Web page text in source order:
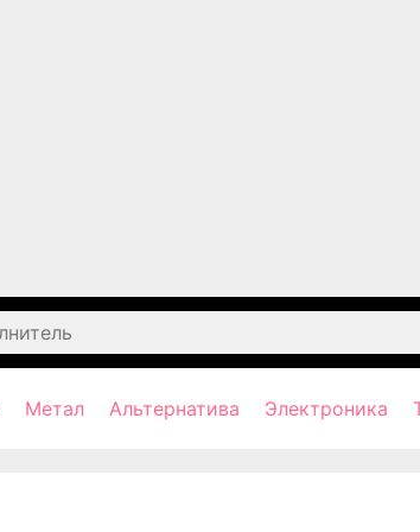
Метал Альтернатива Электроника